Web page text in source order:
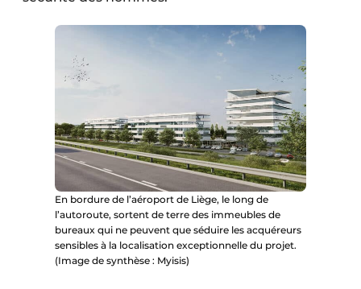
En bordure de l’aéroport de Liège, le long de
l’autoroute, sortent de terre des immeubles de
bureaux qui ne peuvent que séduire les acquéreurs
sensibles à la localisation exceptionnelle du projet.
(Image de synthèse : Myisis)